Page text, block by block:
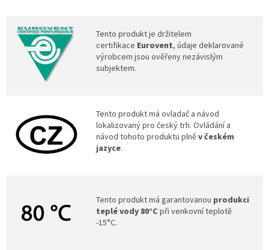
Tento produkt je držitelem
certifikace Eurovent, údaje deklarované
výrobcem jsou ověřeny nezávislým
subjektem.
Tento produkt má ovladač a návod
lokalizovaný pro český trh. Ovládání a
návod tohoto produktu plněv českém
jazyce.
Tento produkt má garantovanou produkci
teplé vody 80°C při venkovní teplotě
-15°C.